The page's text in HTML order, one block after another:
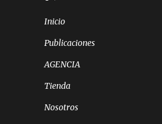
Inicio
Publicaciones
AGENCIA
Tienda
Nosotros